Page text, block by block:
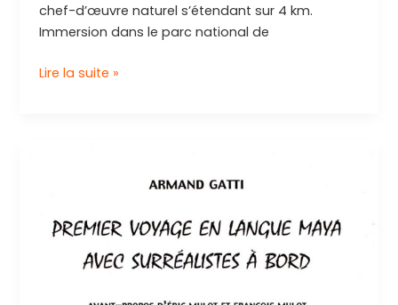
chef-d’œuvre naturel s’étendant sur 4 km.
Immersion dans le parc national de
Découvrez
Lire la suite »